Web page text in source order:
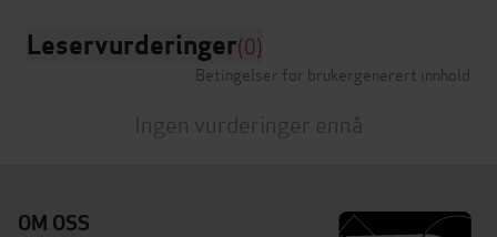
Leservurderinger(0)
Betingelser for brukergenerert innhold
Ingen vurderinger ennå
OM OSS